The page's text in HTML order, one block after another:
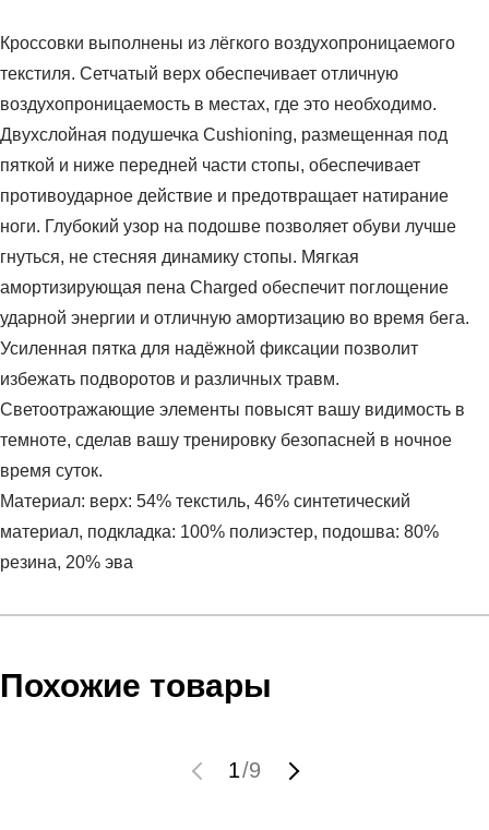
Кроссовки выполнены из лёгкого воздухопроницаемого
текстиля. Сетчатый верх обеспечивает отличную
воздухопроницаемость в местах, где это необходимо.
Двухслойная подушечка Cushioning, размещенная под
пяткой и ниже передней части стопы, обеспечивает
противоударное действие и предотвращает натирание
ноги. Глубокий узор на подошве позволяет обуви лучше
гнуться, не стесняя динамику стопы. Мягкая
амортизирующая пена Charged обеспечит поглощение
ударной энергии и отличную амортизацию во время бега.
Усиленная пятка для надёжной фиксации позволит
избежать подворотов и различных травм.
Светоотражающие элементы повысят вашу видимость в
темноте, сделав вашу тренировку безопасней в ночное
время суток.
Материал: верх: 54% текстиль, 46% синтетический
материал, подкладка: 100% полиэстер, подошва: 80%
резина, 20% эва
Артикул:3024877-101
3
UA Charged Rogue 3
Условия оплаты
высылает Вам менеджер.
мы не увидим Вашу оплату.
Похожие товары
1/9